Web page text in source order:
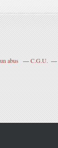
abus C.G.U.